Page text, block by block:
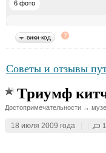
6 фото
вики-код
Советы и отзывы
Триумф
ut
n
Достопримечательности →
18 июля 2009 года